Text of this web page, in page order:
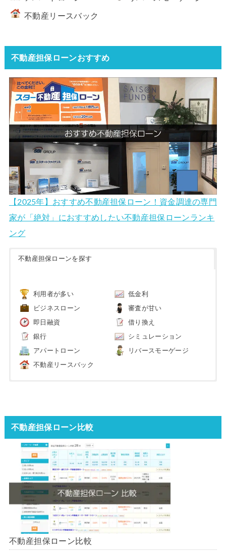
不動産リースバック
不動産担保ローンおすすめ
【2025年】おすすめ不動産担保ローン！資金調達の専門
家が「絶対」におすすめしたい不動産担保ローンランキ
ング
不動産担保ローンを探す
利用者が多い 低金利
ビジネスローン 審査が甘い
即日融資 借り換え
銀行 シミュレーション
アパートローン リバースモーゲージ
不動産リースバック
不動産担保ローン比較
不動産担保ローン比較